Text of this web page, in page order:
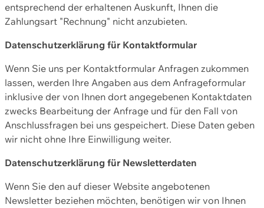
entsprechend der erhaltenen Auskunft, Ihnen die
Zahlungsart "Rechnung" nicht anzubieten.
Datenschutzerklärung für Kontaktformular
Wenn Sie uns per Kontaktformular Anfragen zukommen
lassen, werden Ihre Angaben aus dem Anfrageformular
inklusive der von Ihnen dort angegebenen Kontaktdaten
zwecks Bearbeitung der Anfrage und für den Fall von
Anschlussfragen bei uns gespeichert. Diese Daten geben
wir nicht ohne Ihre Einwilligung weiter.
Datenschutzerklärung für Newsletterdaten
Wenn Sie den auf dieser Website angebotenen
Newsletter beziehen möchten, benötigen wir von Ihnen